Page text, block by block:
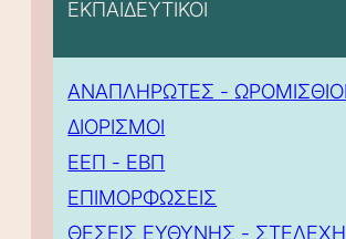
ΕΚΠΑΙΔΕΥΤΙΚΟΙ
ΑΝΑΠΛΗΡΩΤΕΣ - ΩΡΟΜΙΣΘΙΟΙ
ΔΙΟΡΙΣΜΟΙ
ΕΕΠ - ΕΒΠ
ΕΠΙΜΟΡΦΩΣΕΙΣ
ΘΕΣΕΙΣ ΕΥΘΥΝΗΣ - ΣΤΕΛΕΧΗ